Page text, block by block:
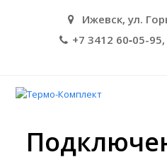
Ижевск, ул.
+7 3412 60‑05-